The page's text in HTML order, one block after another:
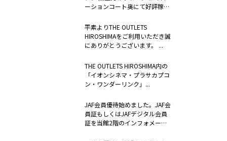
ーションコート奥にて好評稼
平素よりTHE OUTLETS
HIROSHIMAをご利用いただき誠
にありがとうございます。 ...
THE OUTLETS HIROSHIMA内の
「イオンシネマ・プラサカプコ
ン・ワンダーリンク」...
JAF会員優待始めました。JAF会
員証もしくはJAFデジタル会員
証を当館2階のインフォメーシ